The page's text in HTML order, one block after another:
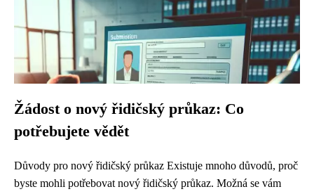
Žádost o nový řidičský průkaz: Co
potřebujete vědět
Důvody pro nový řidičský průkaz Existuje mnoho důvodů, proč
byste mohli potřebovat nový řidičský průkaz. Možná se vám